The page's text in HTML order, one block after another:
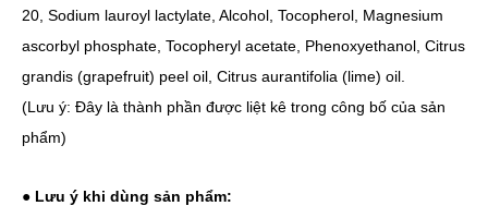
20, Sodium lauroyl lactylate, Alcohol, Tocopherol, Magnesium
ascorbyl phosphate, Tocopheryl acetate, Phenoxyethanol, Citrus
grandis (grapefruit) peel oil, Citrus aurantifolia (lime) oil.
(Lưu ý: Đây là thành phần được liệt kê trong công bố của sản
phẩm)
● Lưu ý khi dùng sản phẩm: